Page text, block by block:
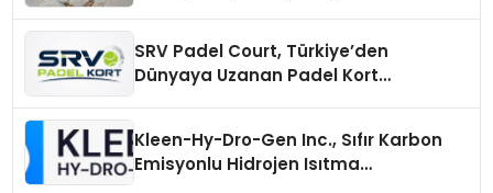
SRV Padel Court, Türkiye’den
Dünyaya Uzanan Padel Kort
Kleen-Hy-Dro-Gen Inc., Sıfır Karbon
Emisyonlu Hidrojen Isıtma